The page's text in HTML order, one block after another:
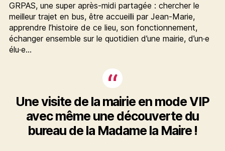
GRPAS, une super après-midi partagée : chercher le
meilleur trajet en bus, être accueilli par Jean-Marie,
apprendre l’histoire de ce lieu, son fonctionnement,
échanger ensemble sur le quotidien d’une mairie, d’un·e
élu·e…
Une visite de la mairie en mode VIP
avec même une découverte du
bureau de la Madame la Maire !